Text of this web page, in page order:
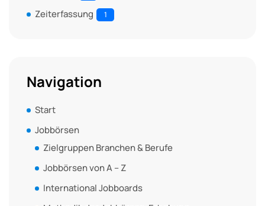
Zeiterfassung 1
Navigation
Start
Jobbörsen
Zielgruppen Branchen & Berufe
Jobbörsen von A – Z
International Jobboards